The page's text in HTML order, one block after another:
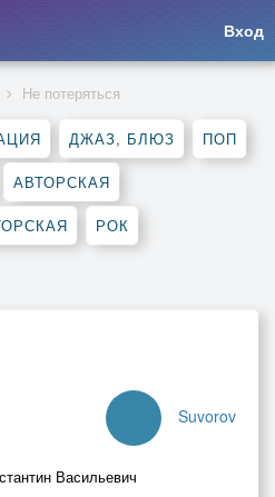
Вход
Не потеряться
ДЖАЗ, БЛЮЗ ПОП
АВТОРСКАЯ
РОК
Suvorov
Васильевич